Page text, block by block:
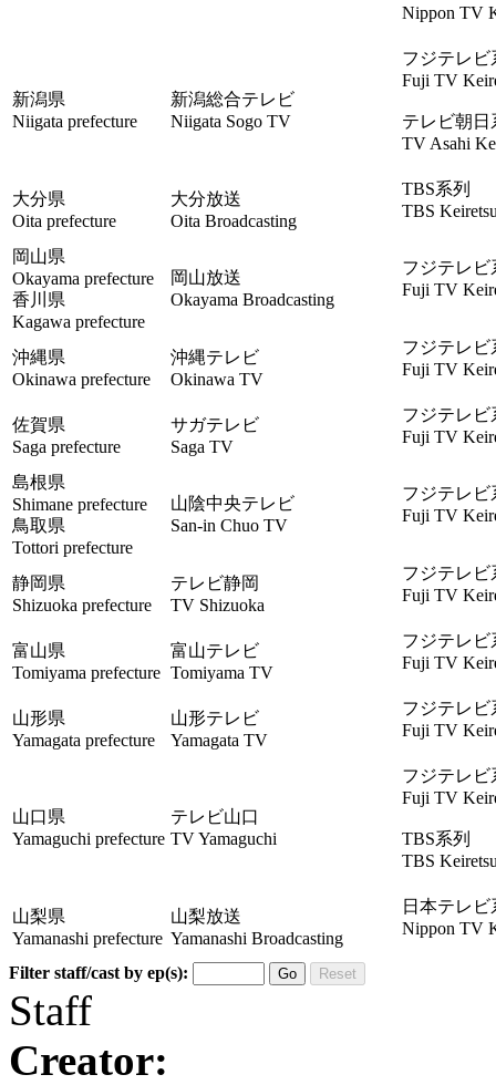
Nippon TV
新潟県
Niigata prefecture
新潟総合テレビ
Niigata Sogo TV
フジテレビ
Fuji TV
テレビ朝日
TV Asahi
大分県
Oita prefecture
大分放送
Oita Broadcasting
TBS系列
TBS
岡山県
Okayama prefecture
香川県
Kagawa prefecture
岡山放送
Okayama Broadcasting
フジテレビ
Fuji TV
沖縄県
Okinawa prefecture
沖縄テレビ
Okinawa TV
フジテレビ
Fuji TV
佐賀県
Saga prefecture
サガテレビ
Saga TV
フジテレビ
Fuji TV
島根県
Shimane prefecture
鳥取県
Tottori prefecture
山陰中央テレビ
San-in Chuo TV
フジテレビ
Fuji TV
静岡県
Shizuoka prefecture
テレビ静岡
TV Shizuoka
フジテレビ
Fuji TV
富山県
Tomiyama prefecture
富山テレビ
Tomiyama TV
フジテレビ
Fuji TV
山形県
Yamagata prefecture
山形テレビ
Yamagata TV
フジテレビ
Fuji TV
山口県
Yamaguchi prefecture
テレビ山口
TV Yamaguchi
フジテレビ
Fuji TV
TBS系列
TBS
山梨県
Yamanashi prefecture
山梨放送
Yamanashi Broadcasting
日本テレビ
Nippon TV
Filter staff/cast by ep(s): Go Reset
Staff
Creator: